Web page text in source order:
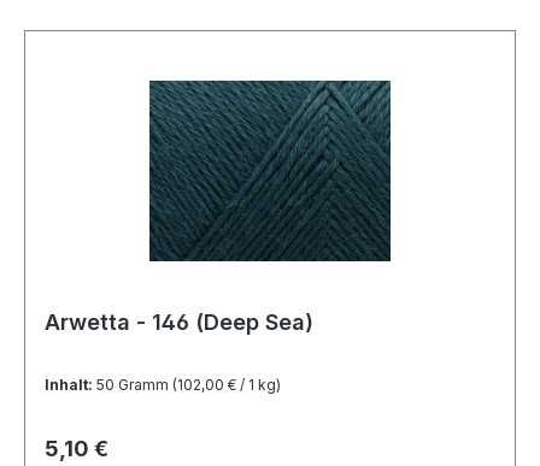
Arwetta - 146 (Deep Sea)
Inhalt: 50 Gramm (102,00 € / 1 kg)
Regulärer Preis:
5,10 €